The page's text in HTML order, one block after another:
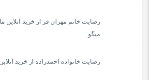
رضایت خانم مهران فر از خرید
میگو
رضایت خانواده احمدزاده از خرید